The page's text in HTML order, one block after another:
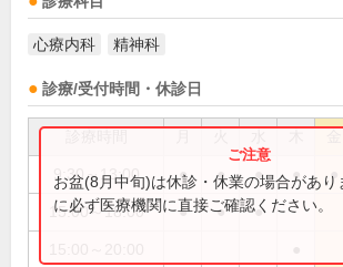
心療内科 精神科
診療/受付時間・休診日
9:30～13:00 ● ● ● ● ●
15:00～18:00 ● ● ●
お盆(8月中旬)は休診・休業の場合があり
に必ず医療機関に直接ご確認ください。